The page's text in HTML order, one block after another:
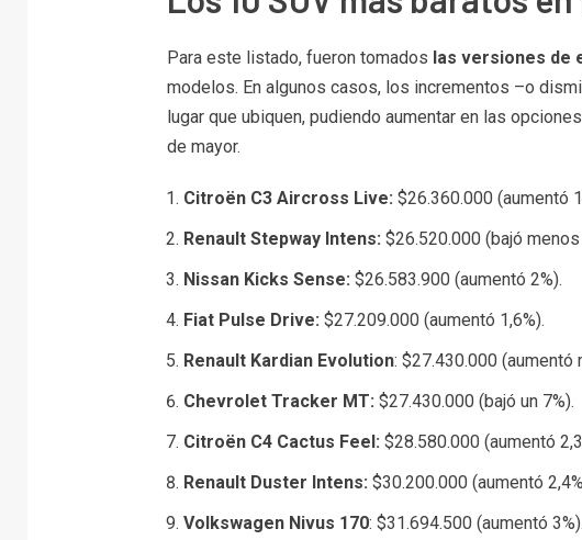
Para este listado, fueron tomados las versiones de
modelos. En algunos casos, los incrementos –o
lugar que ubiquen, pudiendo aumentar en las
de mayor.
Citroën C3 Aircross Live: $26.360.000 (aumentó
Renault Stepway Intens: $26.520.000 (bajó menos
Nissan Kicks Sense: $26.583.900 (aumentó 2%).
Fiat Pulse Drive: $27.209.000 (aumentó 1,6%).
Renault Kardian Evolution: $27.430.000 (aumentó
Chevrolet Tracker MT: $27.430.000 (bajó un 7%).
Citroën C4 Cactus Feel: $28.580.000 (aumentó
Renault Duster Intens: $30.200.000 (aumentó
Volkswagen Nivus 170: $31.694.500 (aumentó 3%).